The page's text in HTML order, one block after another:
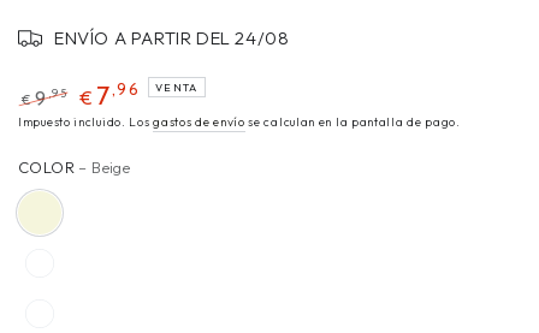
ENVÍO A PARTIR DEL 24/08
€ 9 ,95 € 7,96 VENTA
Impuesto incluido. Losgastos de envío se calculan en la pantalla de pago.
COLOR – Beige